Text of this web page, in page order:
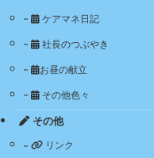
ケアマネ日記
社長のつぶやき
お昼の献立
その他色々
その他
リンク